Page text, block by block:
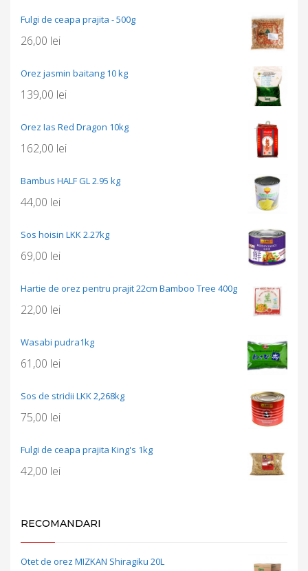
Fulgi de ceapa prajita - 500g
26,00 lei
Orez jasmin baitang 10 kg
139,00 lei
Orez Ias Red Dragon 10kg
162,00 lei
Bambus HALF GL 2.95 kg
44,00 lei
Sos hoisin LKK 2.27kg
69,00 lei
Hartie de orez pentru prajit 22cm Bamboo Tree 400g
22,00 lei
Wasabi pudra1kg
61,00 lei
Sos de stridii LKK 2,268kg
75,00 lei
Fulgi de ceapa prajita King's 1kg
42,00 lei
RECOMANDARI
Otet de orez MIZKAN Shiragiku 20L